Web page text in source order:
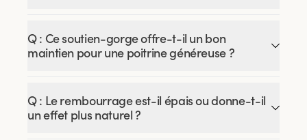
Q : Ce soutien-gorge offre-t-il un bon
maintien pour une poitrine généreuse ?
Q : Le rembourrage est-il épais ou donne-t-il
un effet plus naturel ?